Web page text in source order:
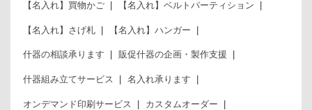
【名入れ】買物かご 【名入れ】ベルトパーティション
【名入れ】さげ札 【名入れ】ハンガー
什器の相談承ります 販促什器の企画・製作支援
什器組み立てサービス 名入れ承ります
オンデマンド印刷サービス カスタムオーダー